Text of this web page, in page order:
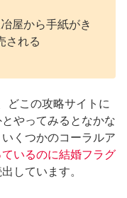
屋から手紙がき
される
どこの攻略サイトに
やってみるとなかな
くつかのコーラルア
ているのに結婚フラグ
しています。